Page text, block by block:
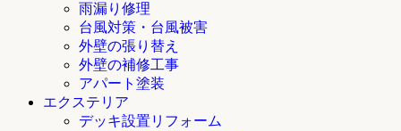
雨漏り修理
台風対策・台風被害
外壁の張り替え
外壁の補修工事
アパート塗装
エクステリア
デッキ設置リフォーム